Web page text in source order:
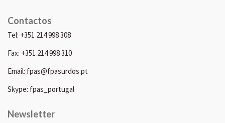
Contactos
Tel: +351 214 998 308
Fax: +351 214 998 310
Email: fpas@fpasurdos.pt
Skype: fpas_portugal
Newsletter